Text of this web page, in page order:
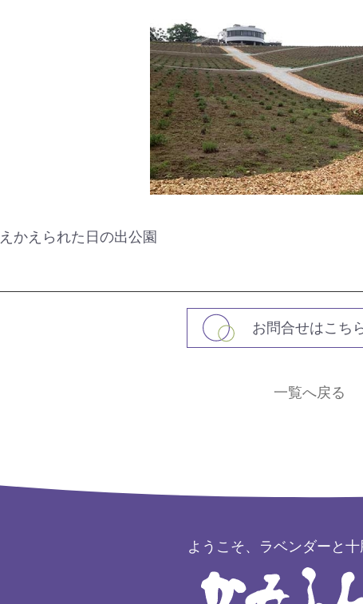
かえられた日の出公園
お問合せはこち
一覧へ戻る
ようこそ、ラベンダーと